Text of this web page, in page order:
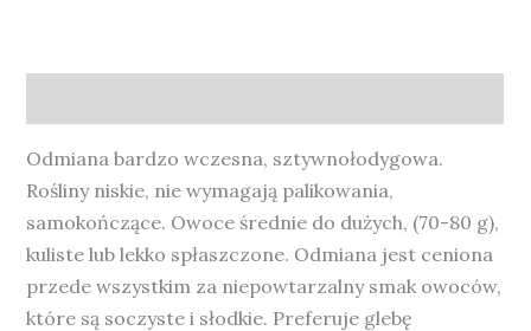
Odmiana bardzo wczesna, sztywnołodygowa.
Rośliny niskie, nie wymagają palikowania,
samokończące. Owoce średnie do dużych, (70-80 g),
kuliste lub lekko spłaszczone. Odmiana jest ceniona
przede wszystkim za niepowtarzalny smak owoców,
które są soczyste i słodkie. Preferuje glebę